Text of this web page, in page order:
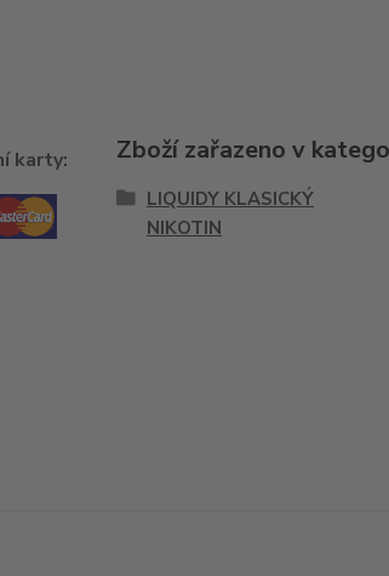
karty: Zboží zařazeno v
LIQUIDY KLASICKÝ
NIKOTIN